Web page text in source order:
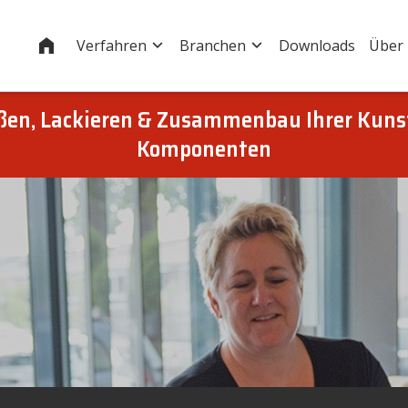
Startseite
Verfahren Branchen Downloads Über
Lackieren & Zusammenbau Ihrer
Komponenten